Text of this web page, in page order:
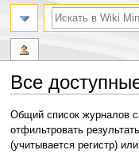
Все
Перейти
к
навигации
Перейти
к
поиску
Общий список журналов
отфильтровать
(учитывается регистр)